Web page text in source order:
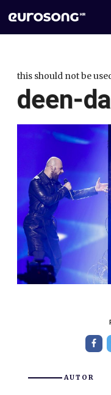
this should not be
deen-
AUTOR